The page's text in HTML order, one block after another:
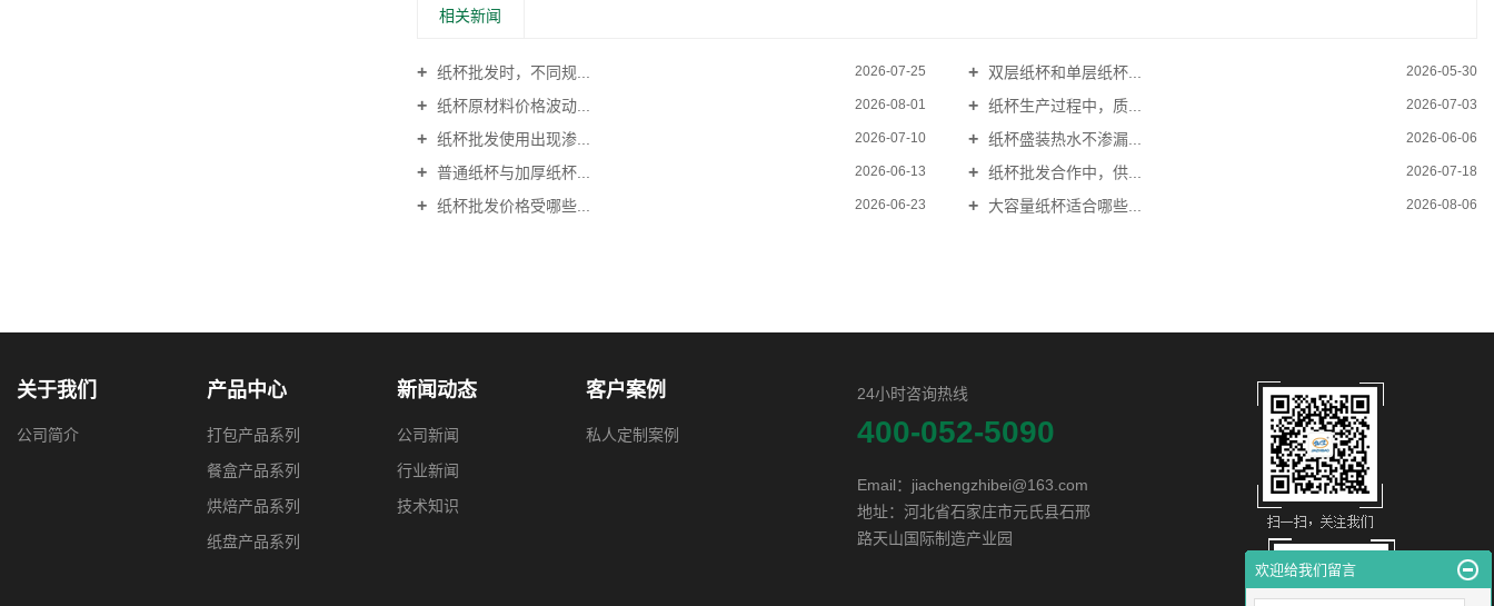
相关新闻
纸杯批发时，不同规... 2026-07-25 双层纸杯和单层纸杯... 2026-05-30
纸杯原材料价格波动... 2026-08-01 纸杯生产过程中，质... 2026-07-03
纸杯批发使用出现渗... 2026-07-10 纸杯盛装热水不渗漏... 2026-06-06
普通纸杯与加厚纸杯... 2026-06-13 纸杯批发合作中，供... 2026-07-18
纸杯批发价格受哪些... 2026-06-23 大容量纸杯适合哪些... 2026-08-06
关于我们
公司简介
产品中心
打包产品系列
餐盒产品系列
烘焙产品系列
纸盘产品系列
新闻动态
公司新闻
行业新闻
技术知识
客户案例
私人定制案例
24小时咨询热线
400-052-5090
Email：jiachengzhibei@163.com
地址：河北省石家庄市元氏县石邢
路天山国际制造产业园
欢迎给我们留言